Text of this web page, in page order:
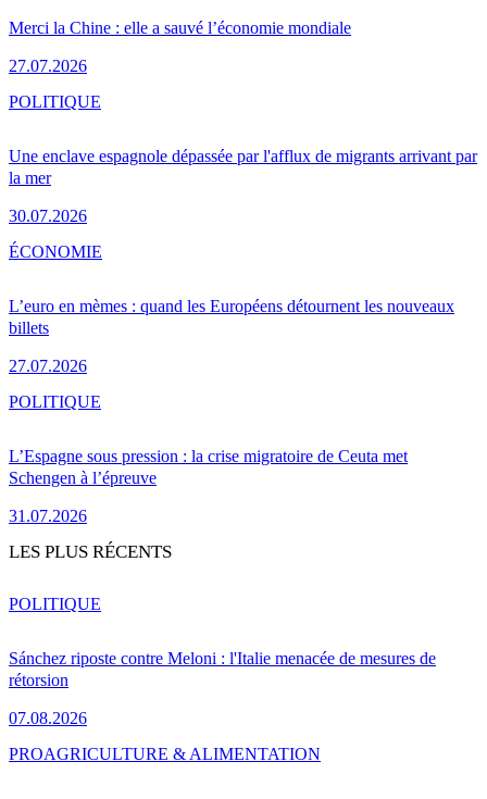
Merci la Chine : elle a sauvé l’économie mondiale
27.07.2026
Une enclave espagnole dépassée par l'afflux de migrants arrivant par
la mer
30.07.2026
POLITIQUE
L’euro en mèmes : quand les Européens détournent les nouveaux
billets
27.07.2026
ÉCONOMIE
L’Espagne sous pression : la crise migratoire de Ceuta met
Schengen à l’épreuve
31.07.2026
POLITIQUE
LES PLUS RÉCENTS
Sánchez riposte contre Meloni : l'Italie menacée de mesures de
rétorsion
07.08.2026
POLITIQUE
PROAGRICULTURE & ALIMENTATION